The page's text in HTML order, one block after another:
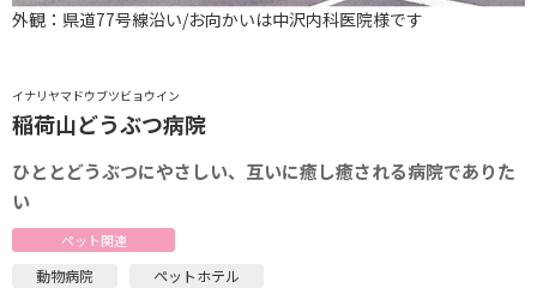
イナリヤマドウブツビョウイン
稲荷山どうぶつ病院
ひととどうぶつにやさしい、互いに癒し癒される病院でありた
い
ペット関連
動物病院 ペットホテル
外観：県道77号線沿い/お向かいは中沢内科医院様です